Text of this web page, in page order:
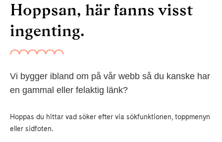
Hoppsan, här fanns visst
ingenting.
Vi bygger ibland om på vår webb så du kanske har
en gammal eller felaktig länk?
Hoppas du hittar vad söker efter via sökfunktionen, toppmenyn
eller sidfoten.